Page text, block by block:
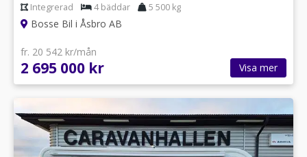
Integrerad 4 bäddar 5 500 kg
Bosse Bil i Åsbro AB
fr. 20 542 kr/mån
2 695 000 kr Visa mer